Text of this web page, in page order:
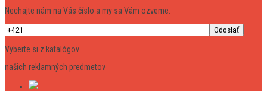
Nechajte nám na Vás číslo a my sa Vám ozveme.
Vyberte si z katalógov
našich reklamných predmetov